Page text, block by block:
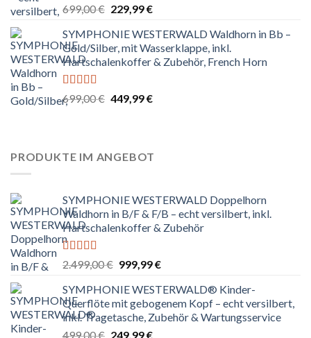
Bewertet
4.83
von 5
699,00€ Ursprünglicher
war:
699,00 €
229,99€Aktueller
ist:
229,99 €.
SYMPHONIE WESTERWALD Waldhorn in Bb –
Gold/Silber, mit Wasserklappe, inkl.
Hartschalenkoffer & Zubehör, French Horn
Bewertet
mit
4.67
699,00€ Ursprünglicher
449,99€Aktueller
PRODUKTE IM ANGEBOT
SYMPHONIE WESTERWALD Doppelhorn
Waldhorn in B/F & F/B – echt versilbert, inkl.
Hartschalenkoffer & Zubehör
Bewertet
5.00
5
2.499,00€ Ursprünglicher
war:
2.499,00 €
999,99€Aktueller
ist:
999,99 €.
SYMPHONIE WESTERWALD® Kinder-
Querflöte mit gebogenem Kopf – echt versilbert,
inkl. Tragetasche, Zubehör & Wartungsservice
499,00€ Ursprünglicher
249,99€Aktueller